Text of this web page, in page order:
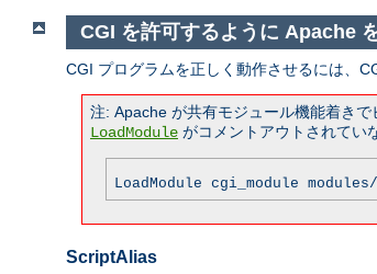
CGI を許可するように Apache
CGI プログラムを正しく動作させるには、
注: Apache が共有モジュール機能着き
LoadModule がコメントアウトされてい
LoadModule cgi_module
ScriptAlias